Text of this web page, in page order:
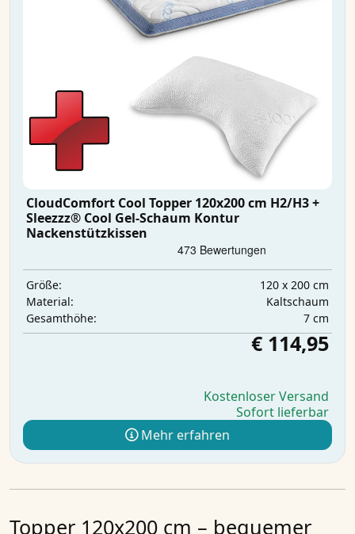
CloudComfort Cool Topper 120x200 cm H2/H3 +
Sleezzz® Cool Gel-Schaum Kontur
Nackenstützkissen
Größe:
120 x 200 cm
Material:
Kaltschaum
Gesamthöhe:
7 cm
€ 114,95
Kostenloser Versand
Sofort lieferbar
Mehr erfahren
Topper 120x200 cm – bequemer